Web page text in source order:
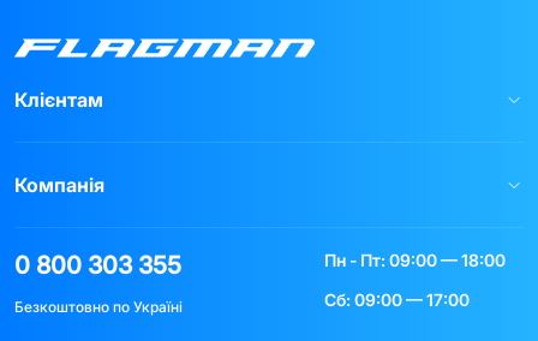
Клієнтам
Компанія
0 800 303 355
Безкоштовно по Україні
Пн - Пт: 09:00 — 18:00
Сб: 09:00 — 17:00